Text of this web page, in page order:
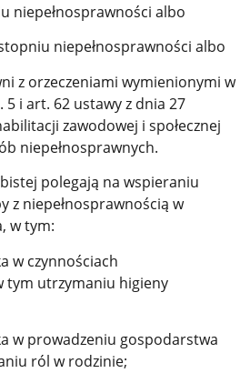
niepełnosprawności albo
niepełnosprawności albo
z orzeczeniami wymienionymi w
5 i art. 62 ustawy z dnia 27
zawodowej i społecznej
niepełnosprawnych.
polegają na wspieraniu
z niepełnosprawnością w
w tym:
w czynnościach
tym utrzymaniu higieny
w prowadzeniu gospodarstwa
ról w rodzinie;